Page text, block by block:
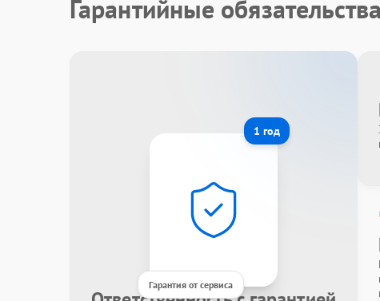
Гарантийные
1 год
Гарантия от сервиса